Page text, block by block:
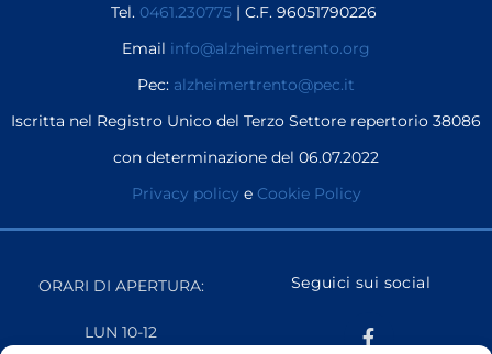
Tel. 0461.230775 | C.F. 96051790226
Email info@alzheimertrento.org
Pec: alzheimertrento@pec.it
Iscritta nel Registro Unico del Terzo Settore repertorio 38086
con determinazione del 06.07.2022
Privacy policy e Cookie Policy
ORARI DI APERTURA:
LUN 10-12
Seguici sui social